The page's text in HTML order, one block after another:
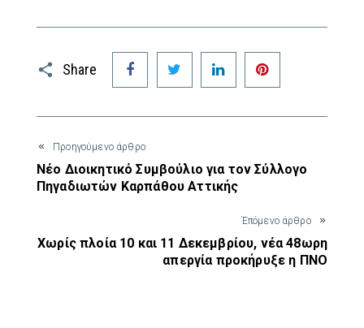
Share
Facebook Twitter LinkedIn
Προηγούμενο άρθρο
Νέο Διοικητικό Συμβούλιο για τον Σύλλογο
Πηγαδιωτών Καρπάθου Αττικής
Έπόμενο άρθρο
Χωρίς πλοία 10 και 11 Δεκεμβρίου, νέα 48ωρη
απεργία προκήρυξε η ΠΝΟ